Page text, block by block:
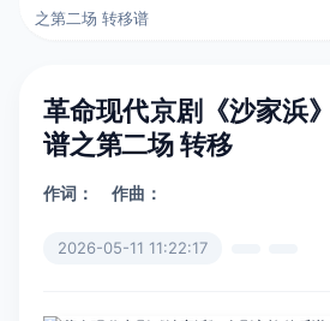
之第二场 转移谱
革命现代京剧《沙家浜
谱之第二场 转移
作词： 作曲：
2026-05-11 11:22:17